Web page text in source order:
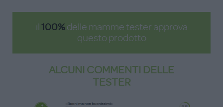
il100%delle mamme tester approva
questo prodotto
ALCUNI COMMENTI DELLE
TESTER